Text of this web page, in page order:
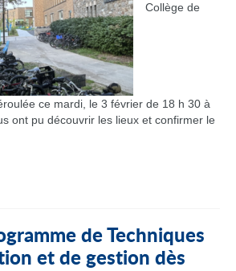
Collège de
ce mardi, le 3 février de 18 h 30 à
ont pu découvrir les lieux et confirmer le
de Techniques
et de gestion dès